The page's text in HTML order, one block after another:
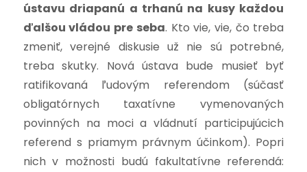
ústavu driapanú a trhanú na kusy každou
ďalšou vládou pre seba. Kto vie, vie, čo treba
zmeniť, verejné diskusie už nie sú potrebné,
treba skutky. Nová ústava bude musieť byť
ratifikovaná ľudovým referendom (súčasť
obligatórnych taxatívne vymenovaných
povinných na moci a vládnutí participujúcich
referend s priamym právnym účinkom). Popri
nich v možnosti budú fakultatívne referendá: